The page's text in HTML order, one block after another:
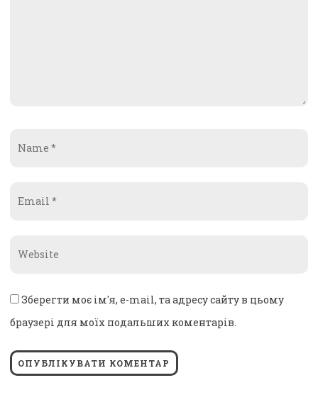
Зберегти моє ім'я, e-mail, та адресу сайту в цьому
браузері для моїх подальших коментарів.